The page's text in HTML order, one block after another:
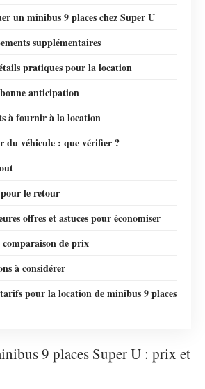
un minibus 9 places chez Super U
supplémentaires
pratiques pour la location
anticipation
à fournir à la location
du véhicule : que vérifier ?
le retour
offres et astuces pour économiser
de prix
à considérer
pour la location de minibus 9 places
9 places Super U : prix et